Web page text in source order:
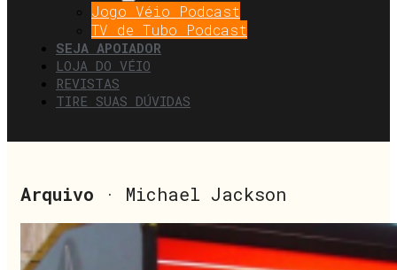
Jogo Véio Podcast
TV de Tubo Podcast
SEJA APOIADOR
LOJA DO VÉIO
REVISTAS
TIRE SUAS DÚVIDAS
Arquivo · Michael Jackson